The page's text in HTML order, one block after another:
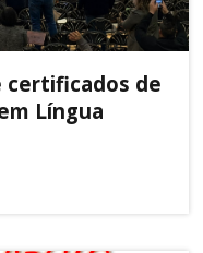
certificados de
Língua